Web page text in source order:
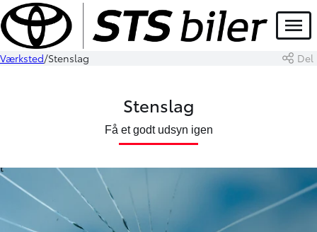
Menu
Værksted Stenslag Del
Stenslag
Få et godt udsyn igen